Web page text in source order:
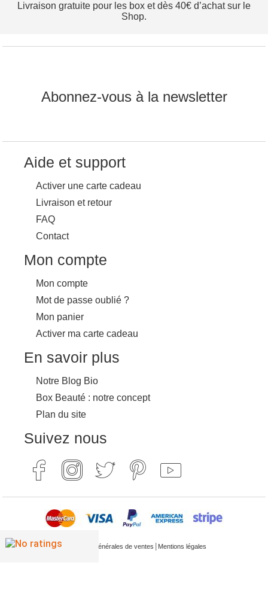
Livraison gratuite pour les box et dès 40€ d’achat sur le
Shop.
Abonnez-vous à la newsletter
Aide et support
Activer une carte cadeau
Livraison et retour
FAQ
Contact
Mon compte
Mon compte
Mot de passe oublié ?
Mon panier
Activer ma carte cadeau
En savoir plus
Notre Blog Bio
Box Beauté : notre concept
Plan du site
Suivez nous
Conditions générales de ventes Mentions légales